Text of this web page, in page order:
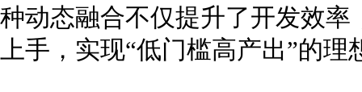
种动态融合不仅提升了开发效
上手，实现“低门槛高产出”的理